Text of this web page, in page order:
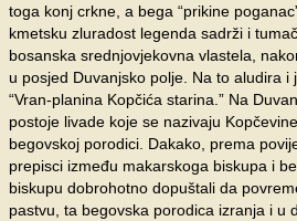
toga konj crkne, a bega “prikine
kmetsku zluradost legenda sadrži i
bosanska srednjovjekovna vlastela,
u posjed Duvanjsko polje. Na to aludira i
“Vran-planina Kopčića starina.” Na
postoje livade koje se nazivaju
begovskoj porodici. Dakako, prema
prepisci između makarskoga biskupa i
biskupu dobrohotno dopuštali da
pastvu, ta begovska porodica izranja i u